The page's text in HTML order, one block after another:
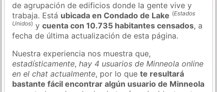
de agrupación de edificios donde la gente vive y
trabaja. Está ubicada en Condado de Lake (Estados
Unidos) ycuenta con 10.735 habitantes censados, a
fecha de última actualización de esta página.
Nuestra experiencia nos muestra que,
estadísticamente,hay 4 usuarios de Minneola online
en el chat actualmente, por lo quete resultará
bastante fácil encontrar algún usuario de Minneola